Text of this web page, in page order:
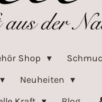
Shop
Neuheiten